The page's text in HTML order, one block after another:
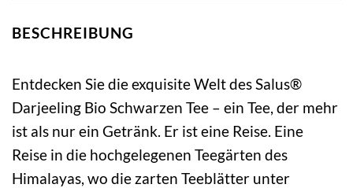
BESCHREIBUNG
Entdecken Sie die exquisite Welt des Salus®
Darjeeling Bio Schwarzen Tee – ein Tee, der mehr
ist als nur ein Getränk. Er ist eine Reise. Eine
Reise in die hochgelegenen Teegärten des
Himalayas, wo die zarten Teeblätter unter